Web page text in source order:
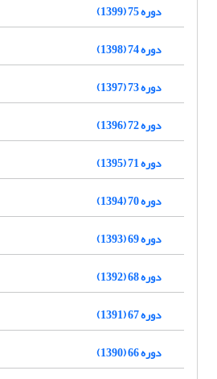
دوره 75 (1399)
دوره 74 (1398)
دوره 73 (1397)
دوره 72 (1396)
دوره 71 (1395)
دوره 70 (1394)
دوره 69 (1393)
دوره 68 (1392)
دوره 67 (1391)
دوره 66 (1390)